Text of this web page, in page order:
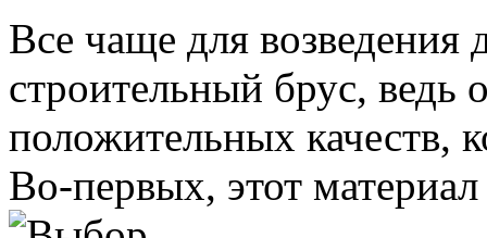
Все чаще для возведения
строительный брус, ведь
положительных качеств,
Во-первых, этот материал